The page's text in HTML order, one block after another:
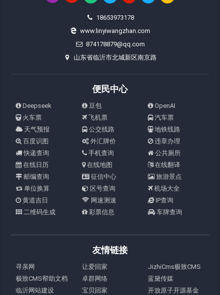
18653973178
www.linyiwangzhan.com
874178879@qq.com
山东省临沂市北城新区南京路
便民中心
Deepseek 豆包
OpenAI
火车票
飞机票
汽车票
天气预报
公交线路
地铁线路
百度识图
外汇牌价
违章办理
快递查询
手机查询
公共厕所
在线日历
在线地图
在线翻译
邮编查询
征信中心
旅游景点
单位换算
区号查询
机场大全
黄道吉日
网速测速
IP查询
二维码生成
彩票信息 车牌查询
友情链接
寻亲网 让爱回家
JizhiCms极致CMS
极致CMS帮助文档
卓群网络
蓝黛传媒
临沂网站建设
宝贝回家
开放原子开源基金